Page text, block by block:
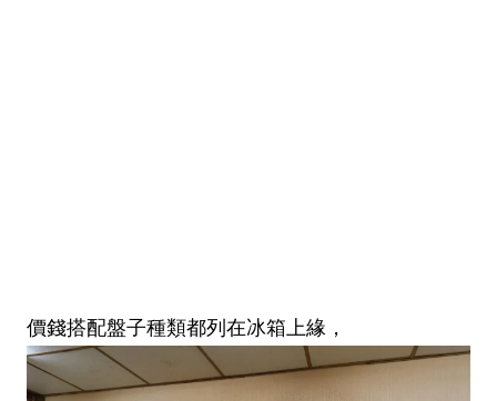
價錢搭配盤子種類都列在冰箱上緣，